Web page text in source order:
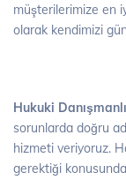
müşterilerimize en
olarak kendimizi
Hukuki
sorunlarda doğru
hizmeti veriyoruz.
gerektiği